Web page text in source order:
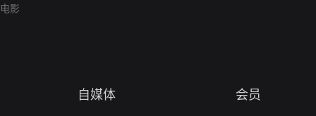
电影
自媒体 会员